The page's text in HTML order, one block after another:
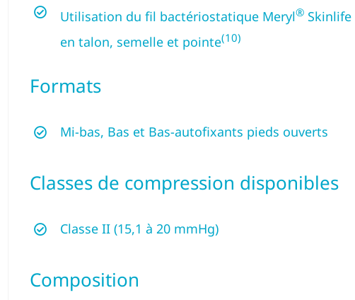
Utilisation du fil bactériostatique Meryl® Skinlife
en talon, semelle et pointe(10)
Formats
Mi-bas, Bas et Bas-autofixants pieds ouverts
Classes de compression disponibles
Classe II (15,1 à 20 mmHg)
Composition